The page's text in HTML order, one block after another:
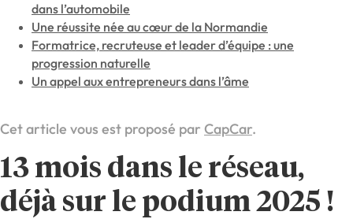
dans l’automobile
Une réussite née au cœur de la Normandie
Formatrice, recruteuse et leader d’équipe : une
progression naturelle
Un appel aux entrepreneurs dans l’âme
Cet article vous est proposé par CapCar.
13 mois dans le réseau,
déjà sur le podium 2025 !